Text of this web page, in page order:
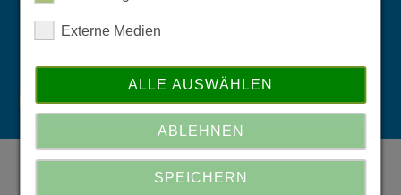
Impressum: Datenschutz:
Externe Medien
ALLE AUSWÄHLEN
ABLEHNEN
SPEICHERN